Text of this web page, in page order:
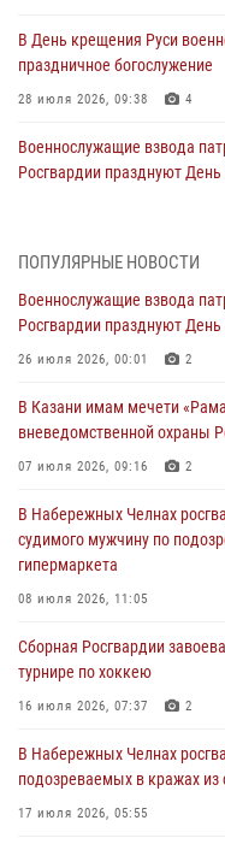
В День крещения Руси
праздничное богослужение
28 июля 2026, 09:38 4
Военнослужащие взвода
Росгвардии празднуют
Татарстанские
24 июля 2026, 15:05
В казанском полку
В Нижнекамске сотрудники
23 июля 2026, 06:47
В Казани Росгвардия
крестного хода и освящения
ПОПУЛЯРНЫЕ НОВОСТИ
Военнослужащие взвода
Росгвардии празднуют
26 июля 2026, 00:01 2
В Казани имам мечети
вневедомственной охраны
07 июля 2026, 09:16 2
В Набережных Челнах
судимого мужчину по
гипермаркета
08 июля 2026, 11:05
Сборная Росгвардии
турнире по хоккею
16 июля 2026, 07:37 2
В Набережных Челнах
подозреваемых в кражах из
17 июля 2026, 05:55